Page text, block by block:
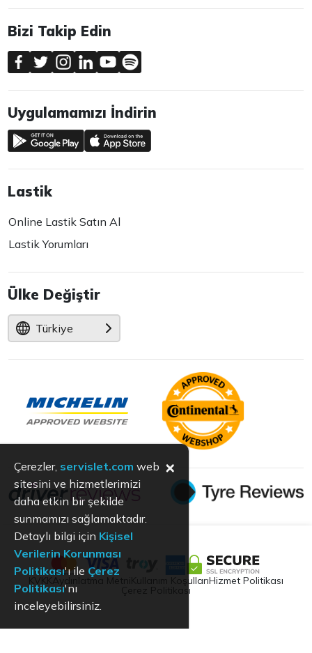
Bizi Takip Edin
Uygulamamızı İndirin
Lastik
Online Lastik Satın Al
Lastik Yorumları
Ülke Değiştir
Türkiye
Aydınlatma Metni Kullanım KoşullarıHizmet Politikası
Çerez Politikası
Çerezler, servislet.com web
sitesini ve hizmetlerimizi
daha etkin bir şekilde
sunmamızı sağlamaktadır.
Detaylı bilgi için Kişisel
Verilerin Korunması
Politikası'ı ile Çerez
Politikası'nı
inceleyebilirsiniz.
×